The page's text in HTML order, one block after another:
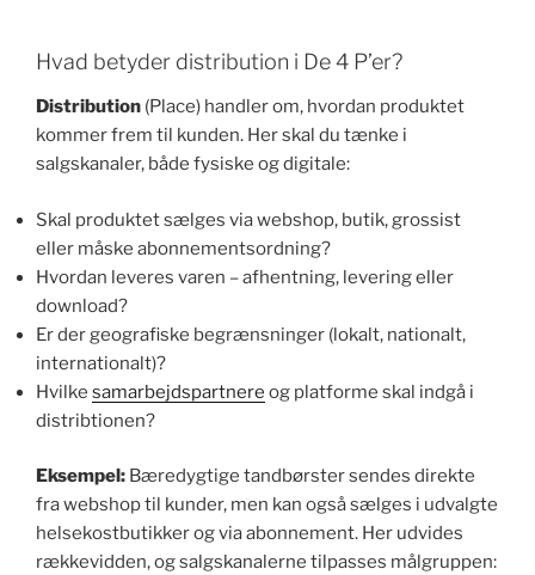
Hvad betyder distribution i De 4 P’er?
Distribution (Place) handler om, hvordan produktet
kommer frem til kunden. Her skal du tænke i
salgskanaler, både fysiske og digitale:
Skal produktet sælges via webshop, butik, grossist
eller måske abonnementsordning?
Hvordan leveres varen – afhentning, levering eller
download?
Er der geografiske begrænsninger (lokalt, nationalt,
internationalt)?
Hvilke samarbejdspartnere og platforme skal indgå i
distribtionen?
Eksempel: Bæredygtige tandbørster sendes direkte
fra webshop til kunder, men kan også sælges i udvalgte
helsekostbutikker og via abonnement. Her udvides
rækkevidden, og salgskanalerne tilpasses målgruppen: